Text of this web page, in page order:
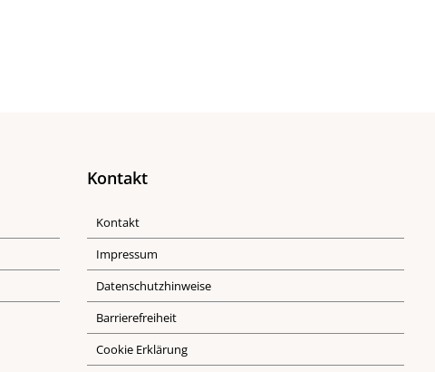
Kontakt
Kontakt
Impressum
Datenschutzhinweise
Barrierefreiheit
Cookie Erklärung